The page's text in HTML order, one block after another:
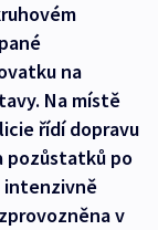
na
Na místě
řídí dopravu
pozůstatků po
intenzivně
v